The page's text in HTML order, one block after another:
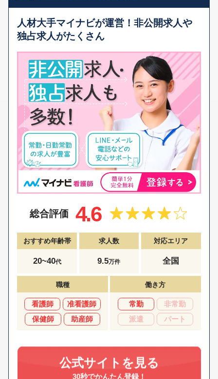
人材大手マイナビが運営！非公開求人や
独占求人がたくさん
総合評価 4.6
おすすめ年齢帯
20~40代
求人数
9.5万件
対応エリア
全国
職種
看護師
准看護師
保健師
助産師
働き方
常勤
非常勤
派遣
パート
公式サイトを見る
30秒でかんたん登録！